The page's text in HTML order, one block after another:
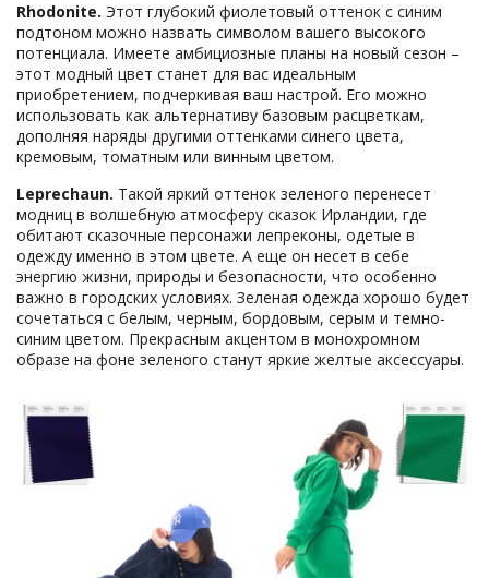
Rhodonite. Этот глубокий фиолетовый оттенок с синим
подтоном можно назвать символом вашего высокого
потенциала. Имеете амбициозные планы на новый сезон –
этот модный цвет станет для вас идеальным
приобретением, подчеркивая ваш настрой. Его можно
использовать как альтернативу базовым расцветкам,
дополняя наряды другими оттенками синего цвета,
кремовым, томатным или винным цветом.
Leprechaun. Такой яркий оттенок зеленого перенесет
модниц в волшебную атмосферу сказок Ирландии, где
обитают сказочные персонажи лепреконы, одетые в
одежду именно в этом цвете. А еще он несет в себе
энергию жизни, природы и безопасности, что особенно
важно в городских условиях. Зеленая одежда хорошо будет
сочетаться с белым, черным, бордовым, серым и темно-
синим цветом. Прекрасным акцентом в монохромном
образе на фоне зеленого станут яркие желтые аксессуары.